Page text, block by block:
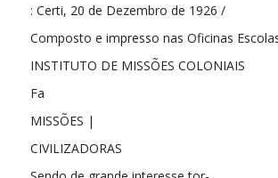
: Certi, 20 de Dezembro de 1926 /
Composto e impresso nas Oficinas
INSTITUTO DE MISSÕES COLONIAIS
Fa
MISSÕES |
CIVILIZADORAS